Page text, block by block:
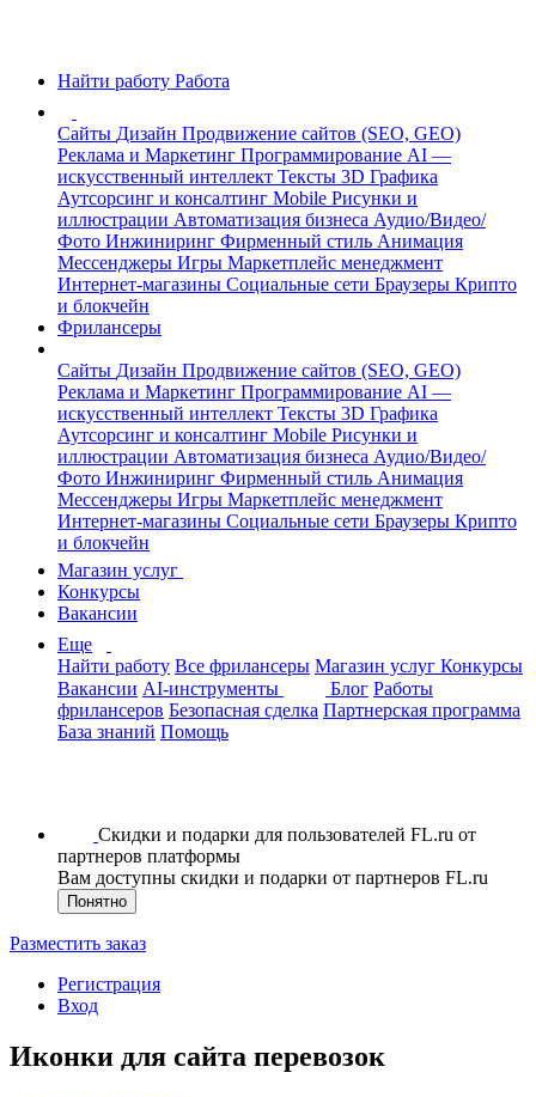
Найти работу Работа
Сайты Дизайн Продвижение сайтов (SEO, GEO)
Реклама и Маркетинг Программирование AI —
искусственный интеллект Тексты 3D Графика
Аутсорсинг и консалтинг Mobile Рисунки и
иллюстрации Автоматизация бизнеса Аудио/Видео/
Фото Инжиниринг Фирменный стиль Анимация
Мессенджеры Игры Маркетплейс менеджмент
Интернет-магазины Социальные сети Браузеры Крипто
и блокчейн
Фрилансеры
Сайты Дизайн Продвижение сайтов (SEO, GEO)
Реклама и Маркетинг Программирование AI —
искусственный интеллект Тексты 3D Графика
Аутсорсинг и консалтинг Mobile Рисунки и
иллюстрации Автоматизация бизнеса Аудио/Видео/
Фото Инжиниринг Фирменный стиль Анимация
Мессенджеры Игры Маркетплейс менеджмент
Интернет-магазины Социальные сети Браузеры Крипто
и блокчейн
Магазин услуг
Конкурсы
Вакансии
Еще
Найти работу Все фрилансеры Магазин услуг Конкурсы
Вакансии AI-инструменты Блог Работы
фрилансеров Безопасная сделка Партнерская программа
База знаний Помощь
Скидки и подарки для пользователей FL.ru от
партнеров платформы
Вам доступны скидки и подарки от партнеров FL.ru
Понятно
Разместить заказ
Регистрация
Вход
Иконки для сайта перевозок